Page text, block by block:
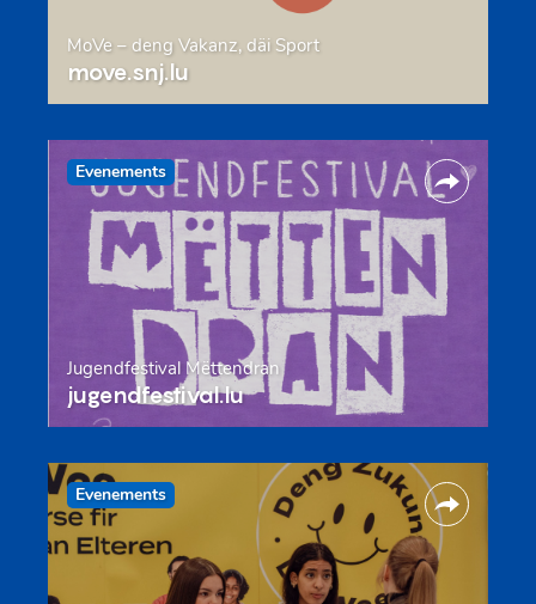
MoVe – deng Vakanz, däi Sport
move.snj.lu
Evenements
Jugendfestival Mëttendran
jugendfestival.lu
Evenements